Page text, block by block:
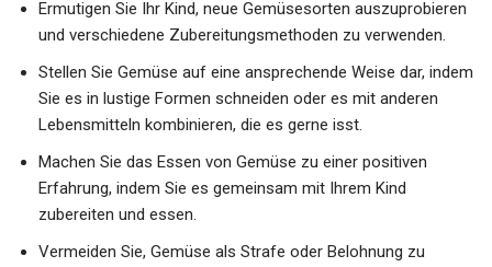
Ermutigen Sie Ihr Kind, neue Gemüsesorten auszuprobieren
und verschiedene Zubereitungsmethoden zu verwenden.
Stellen Sie Gemüse auf eine ansprechende Weise dar, indem
Sie es in lustige Formen schneiden oder es mit anderen
Lebensmitteln kombinieren, die es gerne isst.
Machen Sie das Essen von Gemüse zu einer positiven
Erfahrung, indem Sie es gemeinsam mit Ihrem Kind
zubereiten und essen.
Vermeiden Sie, Gemüse als Strafe oder Belohnung zu